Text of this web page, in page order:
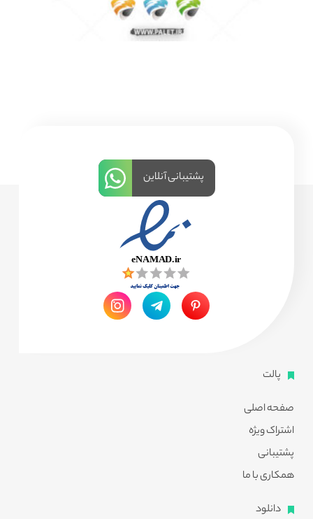
پالت
صفحه اصلی
اشتراک ویژه
پشتیبانی
همکاری با ما
دانلود
پشتیبانی آنلاین